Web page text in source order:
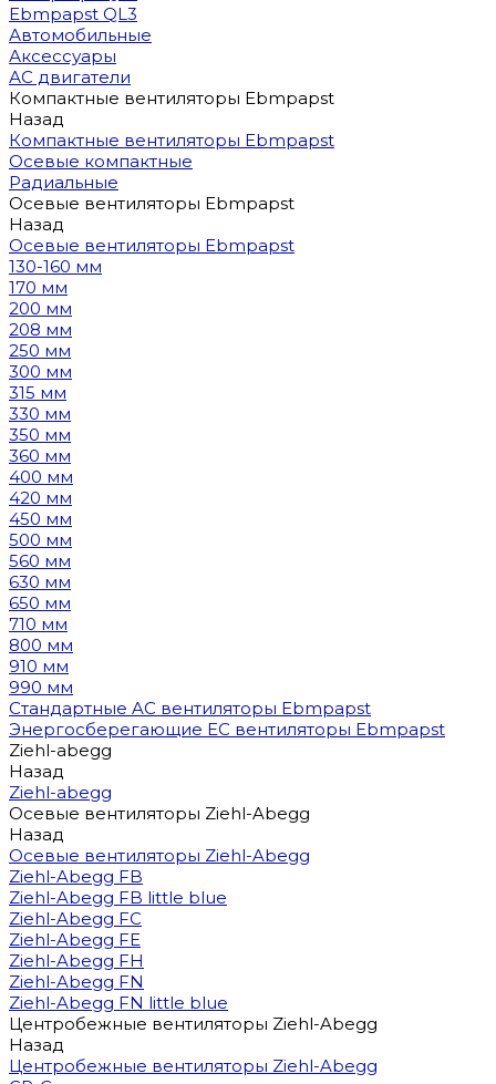
Ebmpapst QL3
Автомобильные
Аксессуары
АС двигатели
Компактные вентиляторы Ebmpapst
Назад
Компактные вентиляторы Ebmpapst
Осевые компактные
Радиальные
Осевые вентиляторы Ebmpapst
Назад
Осевые вентиляторы Ebmpapst
130-160 мм
170 мм
200 мм
208 мм
250 мм
300 мм
315 мм
330 мм
350 мм
360 мм
400 мм
420 мм
450 мм
500 мм
560 мм
630 мм
650 мм
710 мм
800 мм
910 мм
990 мм
Стандартные AC вентиляторы Ebmpapst
Энергосберегающие EC вентиляторы Ebmpapst
Ziehl-abegg
Назад
Ziehl-abegg
Осевые вентиляторы Ziehl-Abegg
Назад
Осевые вентиляторы Ziehl-Abegg
Ziehl-Abegg FB
Ziehl-Abegg FB little blue
Ziehl-Abegg FC
Ziehl-Abegg FE
Ziehl-Abegg FH
Ziehl-Abegg FN
Ziehl-Abegg FN little blue
Центробежные вентиляторы Ziehl-Abegg
Назад
Центробежные вентиляторы Ziehl-Abegg